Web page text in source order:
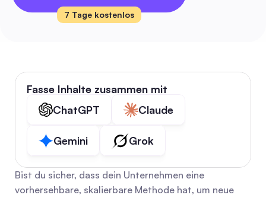
7 Tage kostenlos
Fasse Inhalte zusammen mit
ChatGPT
Claude
Gemini Grok
Bist du sicher, dass dein Unternehmen eine
vorhersehbare, skalierbare Methode hat, um neue